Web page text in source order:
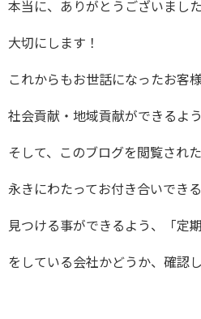
本当に、ありがとうございまし
大切にします！
これからもお世話になったお客
社会貢献・地域貢献ができるよ
そして、このブログを閲覧され
永きにわたってお付き合いでき
見つける事ができるよう、「定
をしている会社かどうか、確認